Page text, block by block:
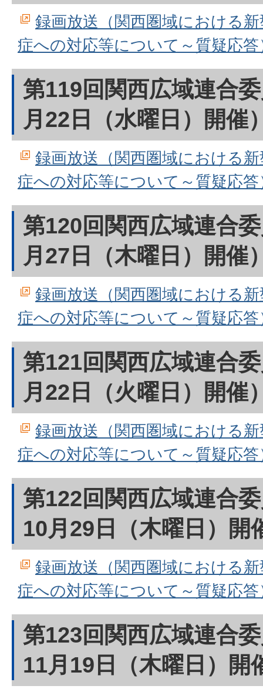
録画放送（関西圏域における
症への対応等について～質疑応答
第119回関西広域連合
月22日（水曜日）開催
録画放送（関西圏域における
症への対応等について～質疑応答
第120回関西広域連合
月27日（木曜日）開催
録画放送（関西圏域における
症への対応等について～質疑応答
第121回関西広域連合
月22日（火曜日）開催
録画放送（関西圏域における
症への対応等について～質疑応答
第122回関西広域連合
10月29日（木曜日）開
録画放送（関西圏域における
症への対応等について～質疑応答
第123回関西広域連合
11月19日（木曜日）開